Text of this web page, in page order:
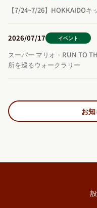
【7/24~7/26】HOKKAIDO
2026/07/17 イベント
スーパー マリオ・RUN TO
所を巡るウォークラリー
お